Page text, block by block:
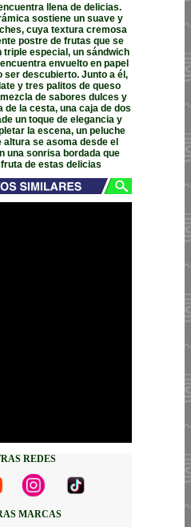
llena de delicias.
sostiene un suave y
cuya textura cremosa
postre de frutas que se
triple especial, un sándwich
envuelto en papel
ser descubierto. Junto a él,
y tres palitos de queso
de sabores dulces y
de la cesta, una caja de dos
un toque de elegancia y
la escena, un peluche
se asoma desde el
una sonrisa bordada que
de estas delicias
REDES
MARCAS